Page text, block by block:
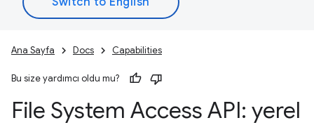
Ana Sayfa Docs Capabilities
Bu size yardımcı oldu mu?
File System Access API: yerel